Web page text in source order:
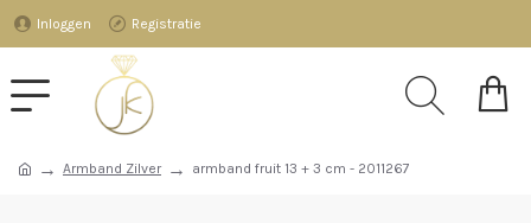
Inloggen Registratie
Armband Zilver armband fruit 13 + 3 cm - 2011267